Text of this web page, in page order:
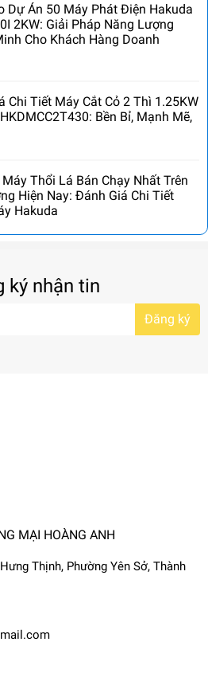
Dự Án 50 Máy Phát Điện Hakuda
2KW: Giải Pháp Năng Lượng
Cho Khách Hàng Doanh
Chi Tiết Máy Cắt Cỏ 2 Thì 1.25KW
Bền Bỉ, Mạnh Mẽ,
Thổi Lá Bán Chạy Nhất Trên
Hiện Nay: Đánh Giá Chi Tiết
Hakuda
ký nhận tin
Đăng ký
MẠI HOÀNG ANH
Thịnh, Phường Yên Sở, Thành